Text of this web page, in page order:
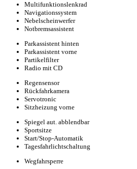
Multifunktionslenkrad
Navigationssystem
Nebelscheinwerfer
Notbremsassistent
Parkassistent hinten
Parkassistent vorne
Partikelfilter
Radio mit CD
Regensensor
Rückfahrkamera
Servotronic
Sitzheizung vorne
Spiegel aut. abblendbar
Sportsitze
Start/Stop-Automatik
Tagesfahrlichtschaltung
Wegfahrsperre